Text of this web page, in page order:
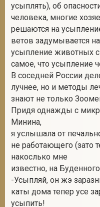
усыплять), об
человека, многие
решаются на
ветов задумывается
усыпление животных
самое, что усыпление
В соседней России
лучнее, но и методы
знают не только
Придя однажды с
Минина,
я услышала от
не работающего (зато
накослько мне
известно, на
-Усыпляй, он жэ
каты дома тепер усе
усыпить!